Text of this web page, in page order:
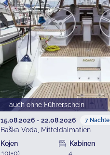
auch ohne Führerschein
15.08.2026 - 22.08.2026 7 Nächte
Baška Voda, Mitteldalmatien
Kojen
10(+0)
Kabinen
4